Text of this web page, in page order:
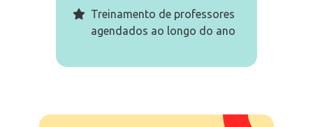
Treinamento de professores
agendados ao longo do ano